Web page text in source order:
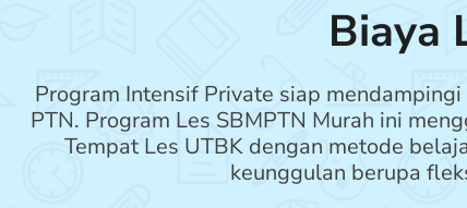
Biaya
Program Intensif Private siap
PTN. Program Les SBMPTN Murah ini
Tempat Les UTBK dengan metode
keunggulan berupa